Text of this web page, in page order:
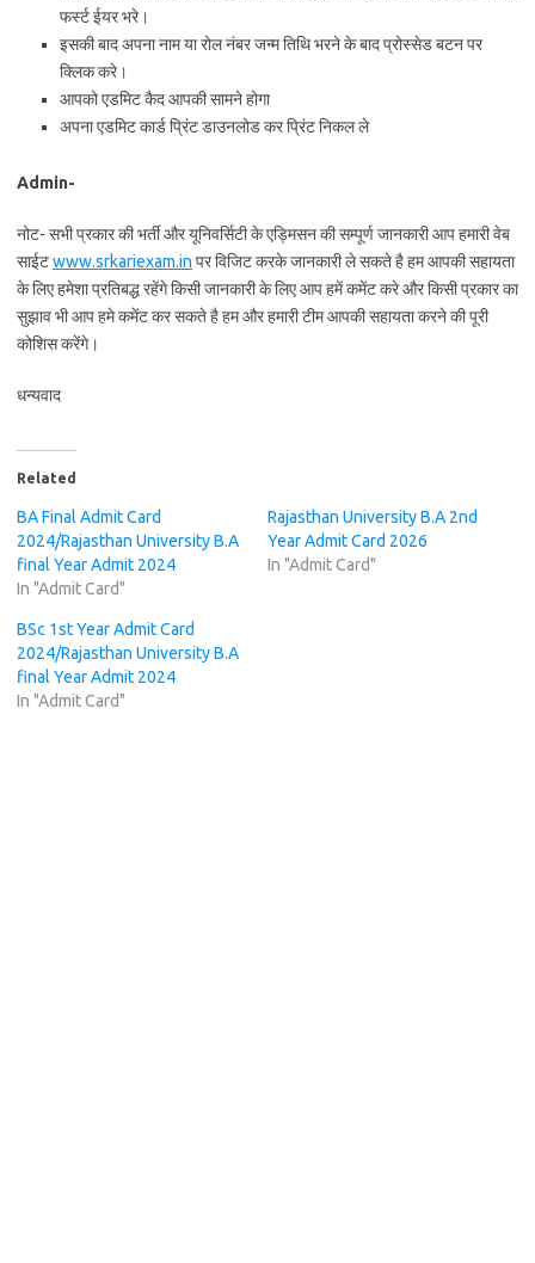
फर्स्ट ईयर भरे।
इसकी बाद अपना नाम या रोल नंबर जन्म तिथि भरने के बाद प्रोस्सेड बटन पर
क्लिक करे।
आपको एडमिट कैद आपकी सामने होगा
अपना एडमिट कार्ड प्रिंट डाउनलोड कर प्रिंट निकल ले
Admin-
नोट- सभी प्रकार की भर्ती और यूनिवर्सिटी के एड्मिसन की सम्पूर्ण जानकारी आप हमारी वेब
साईटwww.srkariexam.in पर विजिट करके जानकारी ले सकते है हम आपकी सहायता
के लिए हमेशा प्रतिबद्ध रहेंगे किसी जानकारी के लिए आप हमें कमेंट करे और किसी प्रकार का
सुझाव भी आप हमे कमेंट कर सकते है हम और हमारी टीम आपकी सहायता करने की पूरी
कोशिस करेंगे।
धन्यवाद
Related
BA Final Admit Card
2024/Rajasthan University B.A
final Year Admit 2024
In "Admit Card"
Rajasthan University B.A 2nd
Year Admit Card 2026
In "Admit Card"
BSc 1st Year Admit Card
2024/Rajasthan University B.A
final Year Admit 2024
In "Admit Card"